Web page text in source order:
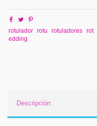
rotulador rotu rotuladores rot
edding
Descripción